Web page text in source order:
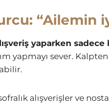
“Ailemin
yaparken
yapmayı sever.
alışverişler ve